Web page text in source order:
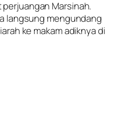
Marsinah.
langsung mengundang
ke makam adiknya di